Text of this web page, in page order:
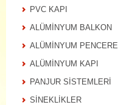
PVC KAPI
ALÜMİNYUM BALKON
ALÜMİNYUM PENCERE
ALÜMİNYUM KAPI
PANJUR SİSTEMLERİ
SİNEKLİKLER